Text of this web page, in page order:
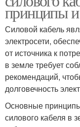
принципы
Силовой кабель
электросети,
от источника к
в земле требует
рекомендаций,
долговечность
Основные
силового кабеля в